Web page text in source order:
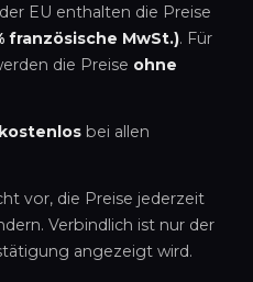
EU enthalten die Preise
französische MwSt.). Für
die Preise ohne
bei allen
vor, die Preise jederzeit
Verbindlich ist nur der
angezeigt wird.